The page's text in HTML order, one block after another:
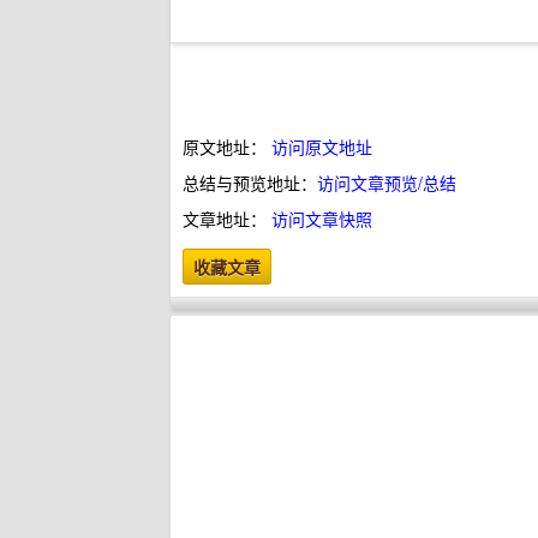
原文地址： 访问原文地址
总结与预览地址： 访问文章预览/总结
文章地址： 访问文章快照